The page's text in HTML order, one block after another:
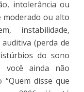
intolerância ou
moderado ou alto
instabilidade,
(perda de
do sono
você ainda não
disse que